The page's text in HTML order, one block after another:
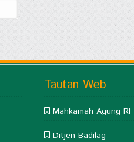
Tautan Web
Mahkamah Agung RI
Ditjen Badilag